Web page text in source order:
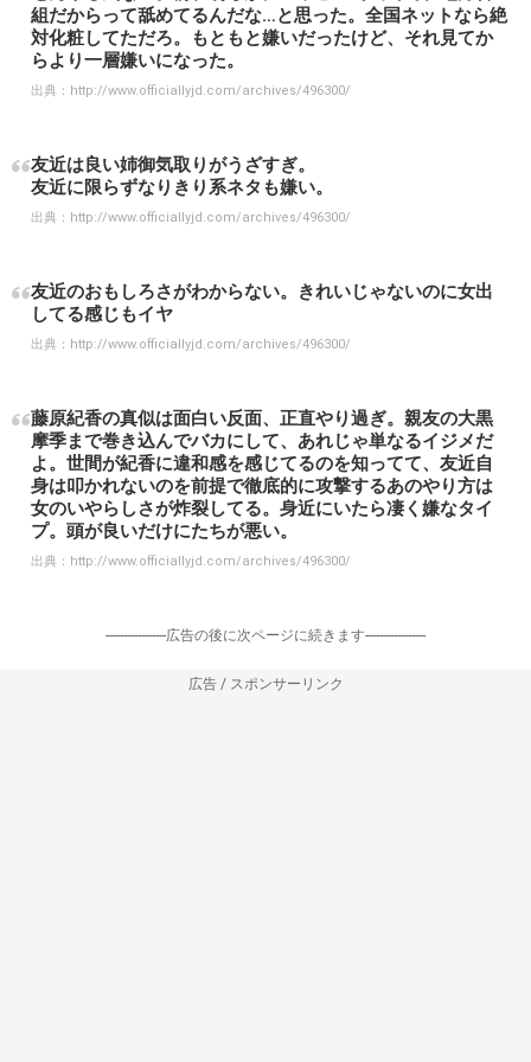
組だからって舐めてるんだな…と思った。全国ネットなら絶
対化粧してただろ。もともと嫌いだったけど、それ見てか
らより一層嫌いになった。
出典： http://www.officiallyjd.com/archives/496300/
友近は良い姉御気取りがうざすぎ。
友近に限らずなりきり系ネタも嫌い。
出典： http://www.officiallyjd.com/archives/496300/
友近のおもしろさがわからない。きれいじゃないのに女出
してる感じもイヤ
出典： http://www.officiallyjd.com/archives/496300/
藤原紀香の真似は面白い反面、正直やり過ぎ。親友の大黒
摩季まで巻き込んでバカにして、あれじゃ単なるイジメだ
よ。世間が紀香に違和感を感じてるのを知ってて、友近自
身は叩かれないのを前提で徹底的に攻撃するあのやり方は
女のいやらしさが炸裂してる。身近にいたら凄く嫌なタイ
プ。頭が良いだけにたちが悪い。
出典： http://www.officiallyjd.com/archives/496300/
-----------------広告の後に次ページに続きます-----------------
広告 / スポンサーリンク